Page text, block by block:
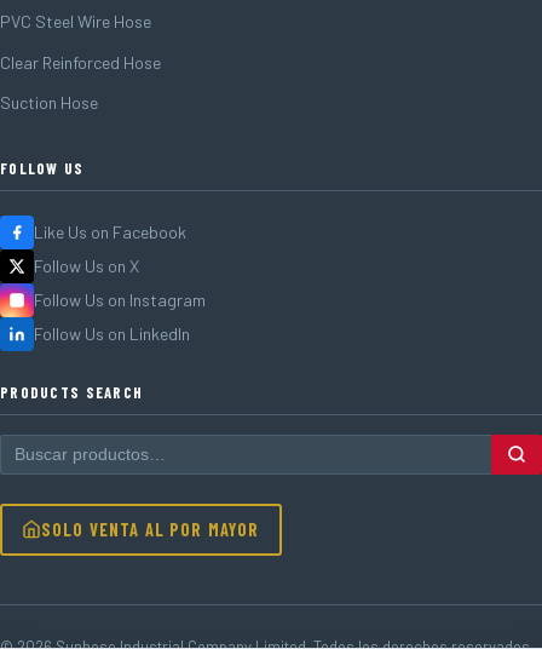
PVC Steel Wire Hose
Clear Reinforced Hose
Suction Hose
FOLLOW US
Like Us on Facebook
Follow Us on X
Follow Us on Instagram
Follow Us on LinkedIn
PRODUCTS SEARCH
SOLO VENTA AL POR MAYOR